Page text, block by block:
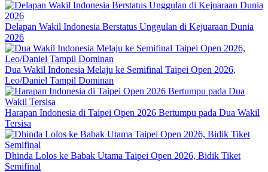
Delapan Wakil Indonesia Berstatus Unggulan di Kejuaraan Dunia
2026
Dua Wakil Indonesia Melaju ke Semifinal Taipei Open 2026,
Leo/Daniel Tampil Dominan
Harapan Indonesia di Taipei Open 2026 Bertumpu pada Dua Wakil
Tersisa
Dhinda Lolos ke Babak Utama Taipei Open 2026, Bidik Tiket
Semifinal